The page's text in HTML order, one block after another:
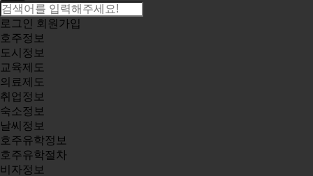
로그인
회원가입
호주정보
도시정보
교육제도
의료제도
취업정보
숙소정보
날씨정보
호주유학정보
호주유학절차
비자정보